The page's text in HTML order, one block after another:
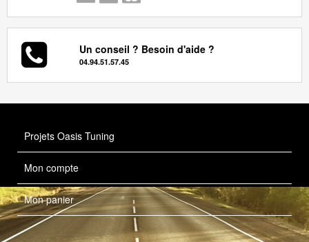
Un conseil ? Besoin d'aide ?
04.94.51.57.45
Projets Oasis Tuning
Mon compte
Mon panier